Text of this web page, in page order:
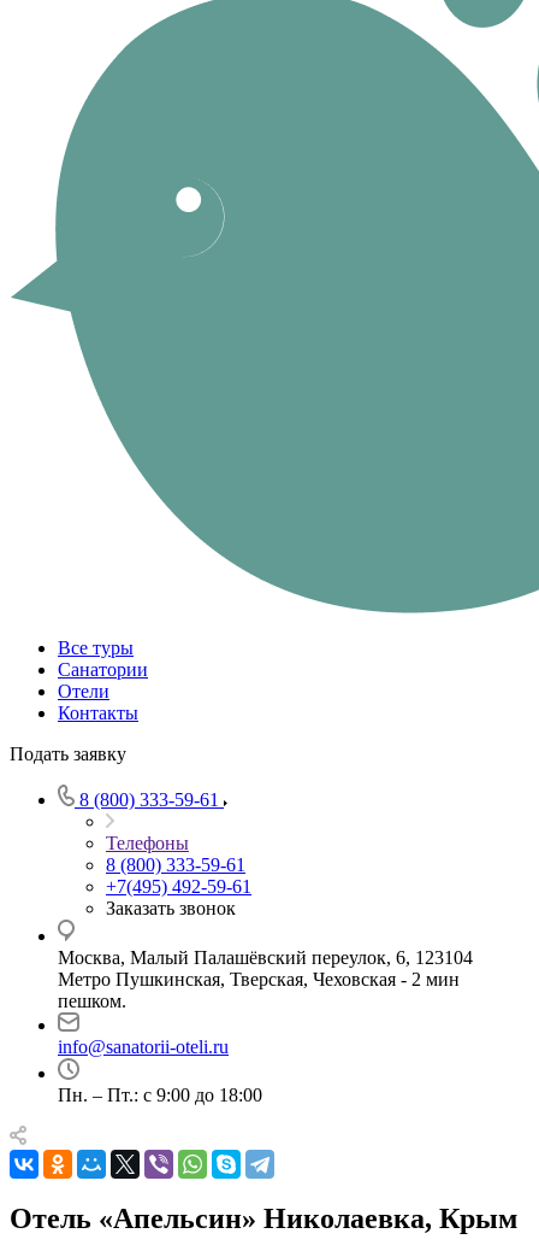
Все туры
Санатории
Отели
Контакты
Подать заявку
8 (800) 333-59-61
Телефоны
8 (800) 333-59-61
+7(495) 492-59-61
Заказать звонок
Москва, Малый Палашёвский переулок, 6, 123104
Метро Пушкинская, Тверская, Чеховская - 2 мин
пешком.
info@sanatorii-oteli.ru
Пн. – Пт.: с 9:00 до 18:00
Отель «Апельсин» Николаевка, Крым